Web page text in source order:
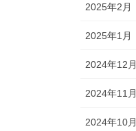
2025年2月
2025年1月
2024年12月
2024年11月
2024年10月